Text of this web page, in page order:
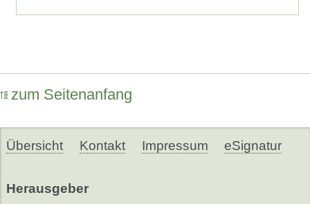
zum Seitenanfang
Übersicht Kontakt Impressum eSignatur
Herausgeber